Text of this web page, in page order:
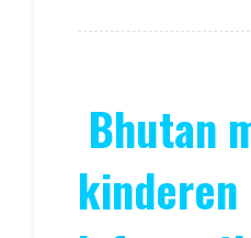
Bhutan
kinderen